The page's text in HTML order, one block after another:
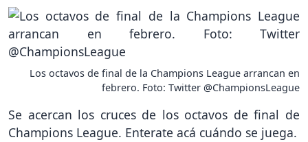
Los octavos de final de la Champions League arrancan en
febrero. Foto: Twitter @ChampionsLeague
Se acercan los cruces de los octavos de final de
Champions League. Enterate acá cuándo se juega.